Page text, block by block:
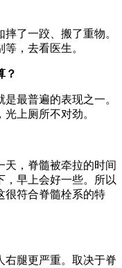
了一跤、搬了重物。
，去看医生。
？
最普遍的表现之一。
上厕所不对劲。
，脊髓被牵拉的时间
，早上会好一些。所以
很符合脊髓栓系的特
腿更严重。取决于脊